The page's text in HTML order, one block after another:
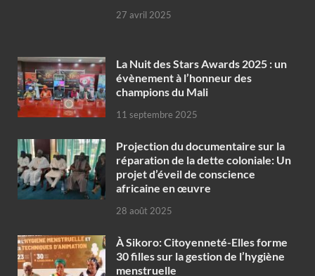
27 avril 2025
‎La Nuit des Stars Awards 2025 : un
évènement à l’honneur des
champions du Mali
11 septembre 2025
Projection du documentaire sur la
réparation de la dette coloniale: Un
projet d’éveil de conscience
africaine en œuvre‎
28 août 2025
À Sikoro: Citoyenneté-Elles forme
30 filles sur la gestion de l’hygiène
menstruelle